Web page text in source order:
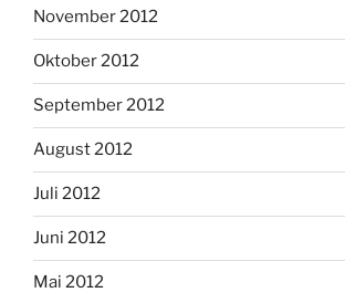
November 2012
Oktober 2012
September 2012
August 2012
Juli 2012
Juni 2012
Mai 2012